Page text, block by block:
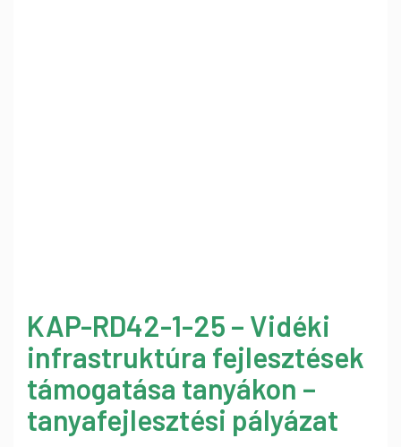
KAP-RD42-1-25 – Vidéki
infrastruktúra fejlesztések
támogatása tanyákon –
tanyafejlesztési pályázat